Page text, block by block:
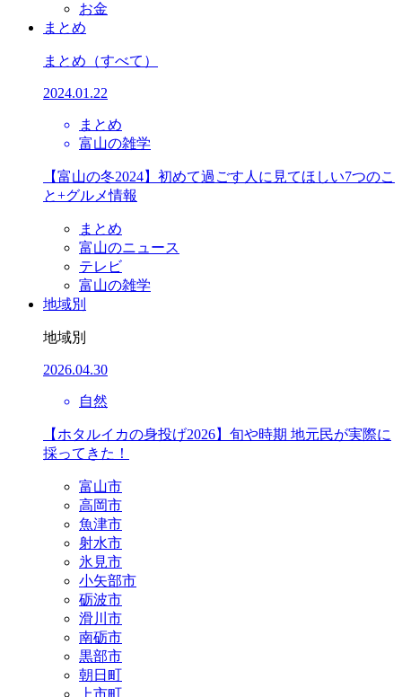
お金
まとめ
まとめ （すべて）
2024.01.22
まとめ
富山の雑学
【富山の冬2024】初めて過ごす人に見てほしい7つのこ
と+グルメ情報
まとめ
富山のニュース
テレビ
富山の雑学
地域別
地域別
2026.04.30
自然
【ホタルイカの身投げ2026】旬や時期 地元民が実際に
採ってきた！
富山市
高岡市
魚津市
射水市
氷見市
小矢部市
砺波市
滑川市
南砺市
黒部市
朝日町
上市町